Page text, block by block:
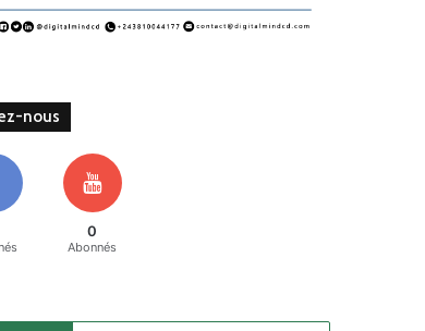
nous
0
Abonnés